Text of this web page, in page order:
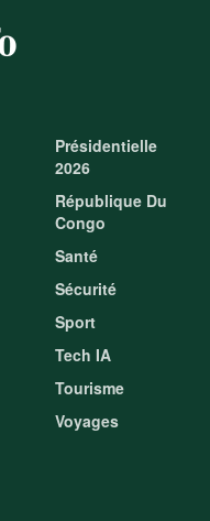
Présidentielle
2026
République Du
Congo
Santé
Sécurité
Sport
Tech IA
Tourisme
Voyages